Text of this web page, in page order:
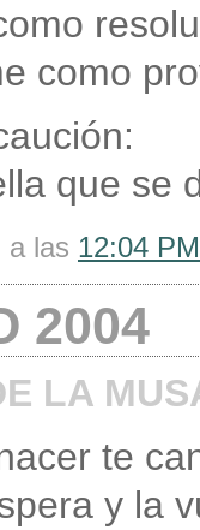
como
que se
a las 12:04 PM
2004
LA
te
y la